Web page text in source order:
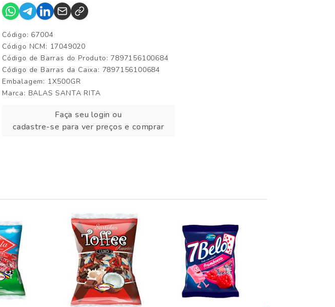
Código: 67004
Código NCM: 17049020
Código de Barras do Produto: 7897156100684
Código de Barras da Caixa: 7897156100684
Embalagem: 1X500GR
Marca: BALAS SANTA RITA
Faça seu login ou
cadastre-se para ver preços e comprar